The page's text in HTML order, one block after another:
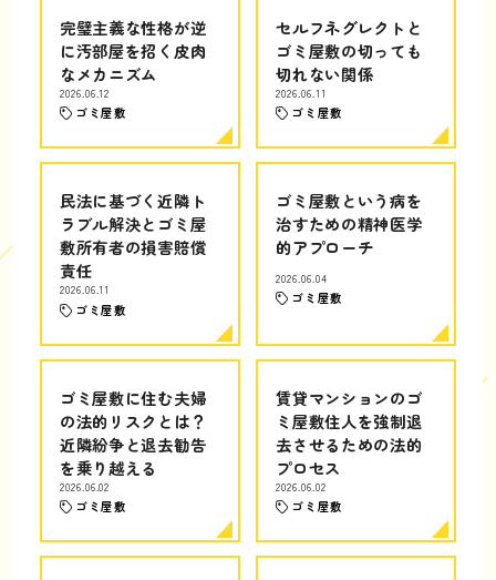
完璧主義な性格が逆
に汚部屋を招く皮肉
なメカニズム
2026.06.12
ゴミ屋敷
セルフネグレクトと
ゴミ屋敷の切っても
切れない関係
2026.06.11
ゴミ屋敷
民法に基づく近隣ト
ラブル解決とゴミ屋
敷所有者の損害賠償
責任
2026.06.11
ゴミ屋敷
ゴミ屋敷という病を
治すための精神医学
的アプローチ
2026.06.04
ゴミ屋敷
ゴミ屋敷に住む夫婦
の法的リスクとは？
近隣紛争と退去勧告
を乗り越える
2026.06.02
ゴミ屋敷
賃貸マンションのゴ
ミ屋敷住人を強制退
去させるための法的
プロセス
2026.06.02
ゴミ屋敷